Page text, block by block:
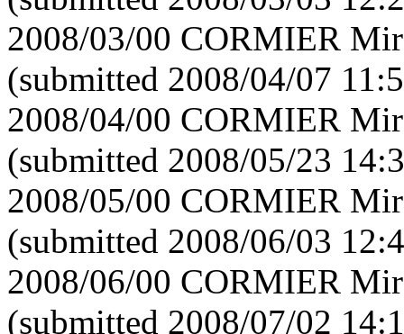
2008/03/00 CORMIER
(submitted 2008/04/07
2008/04/00 CORMIER
(submitted 2008/05/23
2008/05/00 CORMIER
(submitted 2008/06/03
2008/06/00 CORMIER
(submitted 2008/07/02